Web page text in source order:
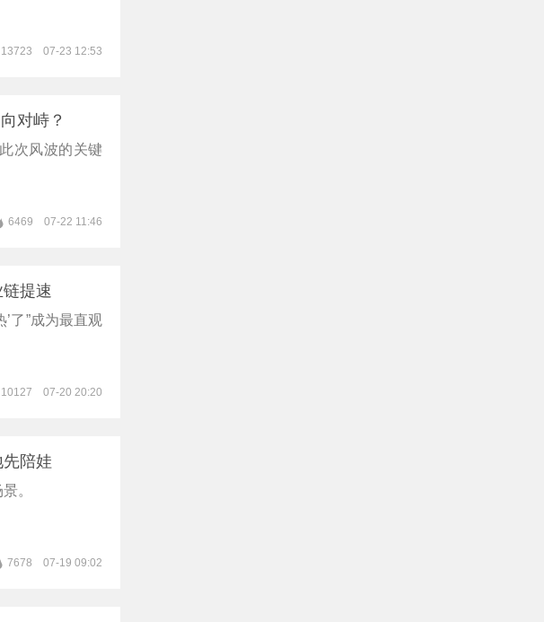
13723 07-23 12:53
对峙？
次风波的关键
6469 07-22 11:46
提速
了”成为最直观
10127 07-20 20:20
陪娃
。
7678 07-19 09:02